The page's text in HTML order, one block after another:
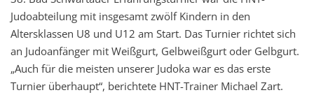
Judoabteilung mit insgesamt zwölf Kindern in den
Altersklassen U8 und U12 am Start. Das Turnier richtet sich
an Judoanfänger mit Weißgurt, Gelbweißgurt oder Gelbgurt.
„Auch für die meisten unserer Judoka war es das erste
Turnier überhaupt“, berichtete HNT-Trainer Michael Zart.